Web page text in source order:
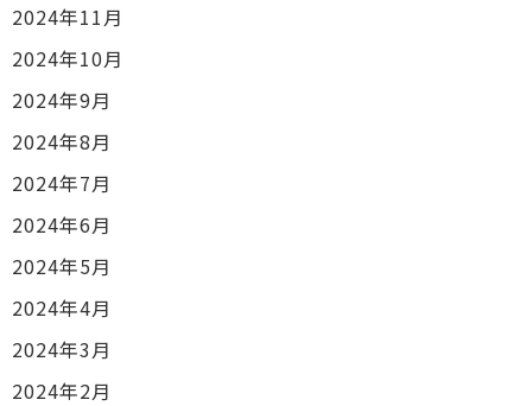
2024年11月
2024年10月
2024年9月
2024年8月
2024年7月
2024年6月
2024年5月
2024年4月
2024年3月
2024年2月